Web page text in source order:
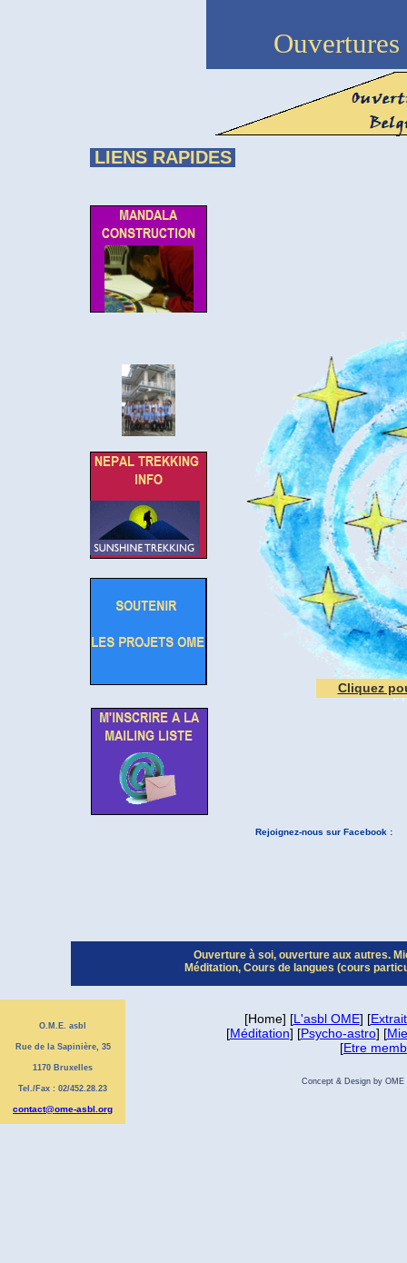
Rejoignez-nous sur Facebook :
Cliquez
LIENS RAPIDES
O.M.E. asbl
Rue de la Sapinière, 35
1170 Bruxelles
Tel./Fax : 02/452.28.23
contact@ome-asbl.org
[Home] [L'asbl OME] [
[Méditation] [Psycho-astro] [
[Etre
Concept & Design by
Ouverture à soi, ouverture aux autres.
Méditation, Cours de langues (cours